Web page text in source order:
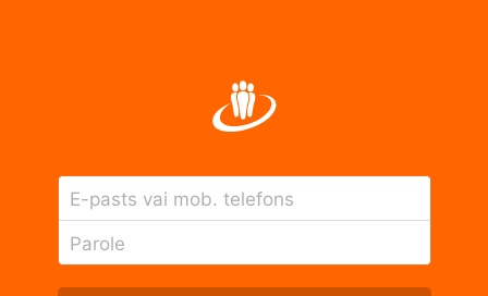
E-pasts vai mob. telefons
Parole